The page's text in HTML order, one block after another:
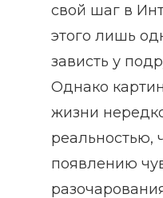
свой шаг в
этого лишь
зависть у
Однако
жизни
реальностью,
появлению